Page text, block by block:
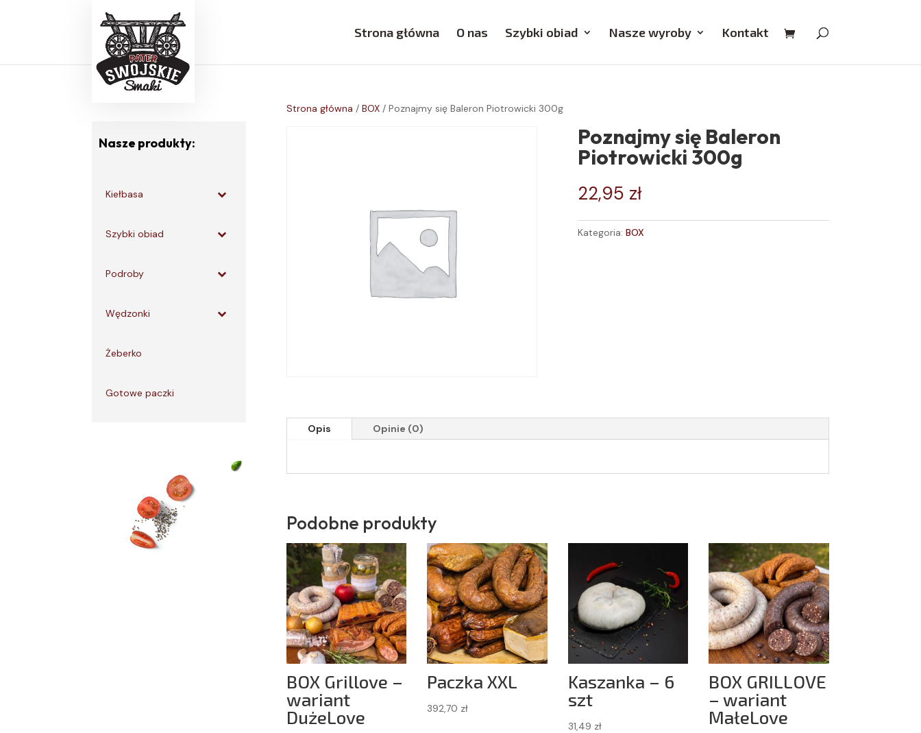
Strona główna O nas Szybki obiad Nasze wyroby Kontakt
Nasze produkty:
Kiełbasa
Szybki obiad
Podroby
Wędzonki
Żeberko
Gotowe paczki
Strona główna / BOX/ Poznajmy się Baleron Piotrowicki 300g
Poznajmy się Baleron
Piotrowicki 300g
22,95 zł
Kategoria:BOX
Opis Opinie (0)
Podobne produkty
BOX Grillove –
wariant
DużeLove
Paczka XXL
392,70 zł
Kaszanka – 6
szt
31,49 zł
BOX GRILLOVE
– wariant
MałeLove